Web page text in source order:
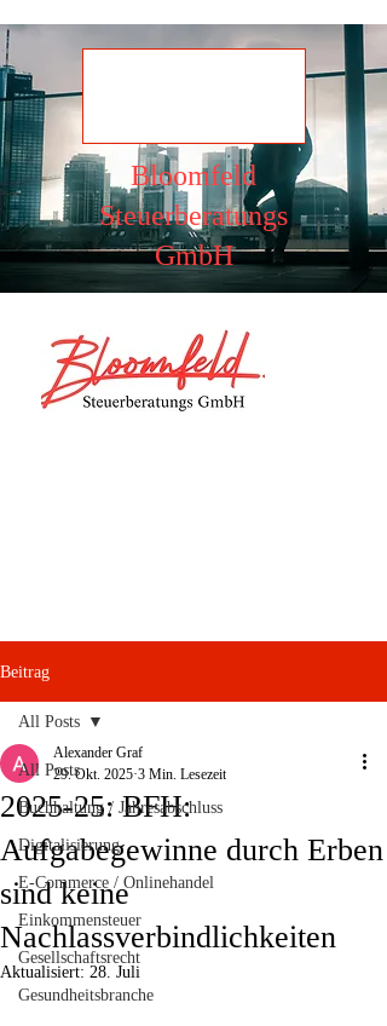
Bloomfeld
Steuerberatungs
GmbH
Beitrag
All Posts
Buchhaltung / Jahresabschluss
Digitalisierung
E-Commerce / Onlinehandel
Einkommensteuer
Gesellschaftsrecht
Gesundheitsbranche
All Posts
2025-25: BFH:
Aufgabegewinne durch Erben
sind keine
Nachlassverbindlichkeiten
Alexander Graf
29. Okt. 2025 3 Min. Lesezeit
Aktualisiert: 28. Juli